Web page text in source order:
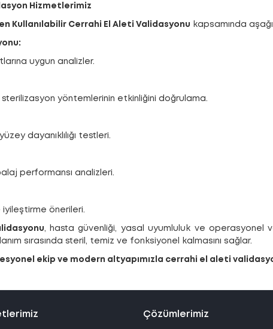
Hizmetlerimiz
Kullanılabilir Cerrahi El Aleti Validasyonu kapsamında
uygun analizler.
yöntemlerinin etkinliğini doğrulama.
dayanıklılığı testleri.
performansı analizleri.
iyileştirme önerileri.
, hasta güvenliği, yasal uyumluluk ve operasyonel
sırasında steril, temiz ve fonksiyonel kalmasını sağlar.
ekip ve modern altyapımızla cerrahi el aleti
Çözümlerimiz